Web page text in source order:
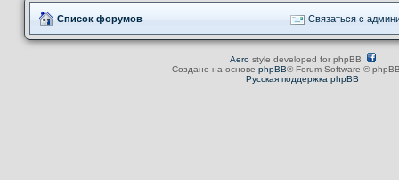
Список форумов Связаться с
Aerostyle developed for phpBB
Создано на основе phpBB® Forum Software ©
Русская поддержка phpBB